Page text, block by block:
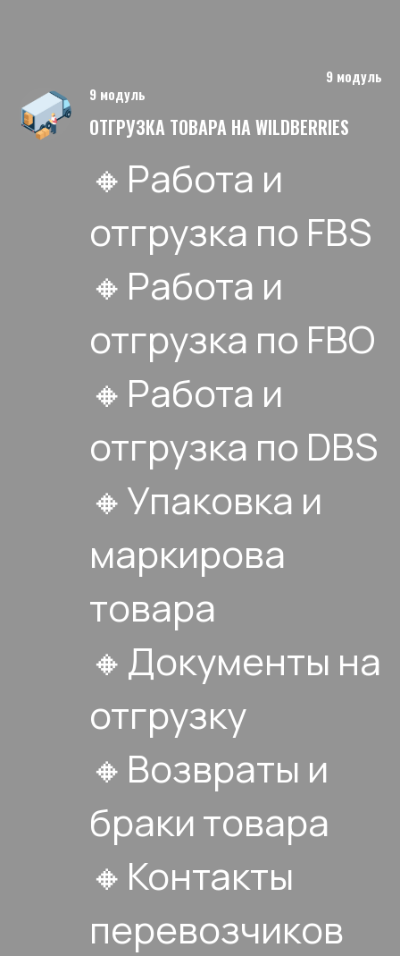
9 модуль
9 модуль
ОТГРУЗКА ТОВАРА НА WILDBERRIES
🔸Работа и
отгрузка по FBS
🔸Работа и
отгрузка по FBO
🔸Работа и
отгрузка по DBS
🔸Упаковка и
маркирова
товара
🔸Документы на
отгрузку
🔸Возвраты и
браки товара
🔸Контакты
перевозчиков